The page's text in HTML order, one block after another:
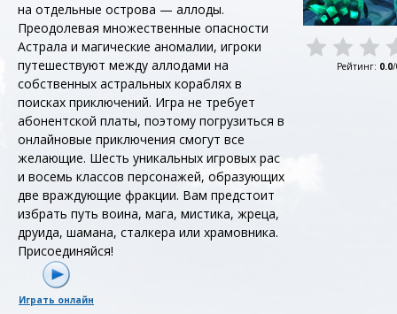
на отдельные острова — аллоды.
Преодолевая множественные опасности
Астрала и магические аномалии, игроки
путешествуют между аллодами на
собственных астральных кораблях в
поисках приключений. Игра не требует
абонентской платы, поэтому погрузиться в
онлайновые приключения смогут все
желающие. Шесть уникальных игровых рас
и восемь классов персонажей, образующих
две враждующие фракции. Вам предстоит
избрать путь воина, мага, мистика, жреца,
друида, шамана, сталкера или храмовника.
Присоединяйся!
Играть онлайн
Рейтинг: 0.0/